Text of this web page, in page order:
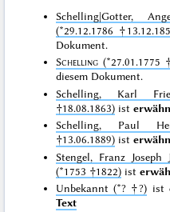
Schelling|Gotter,
(*29.12.1786
Dokument.
Schelling (*27.01.1775
diesem Dokument.
Schelling, Karl
†18.08.1863) ist
Schelling, Paul
†13.06.1889) ist
Stengel, Franz
(*1753 †1822) ist
Unbekannt (*? †?) ist
Text